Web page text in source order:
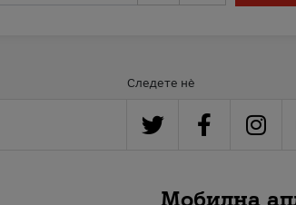
Следете нè
Мобилна